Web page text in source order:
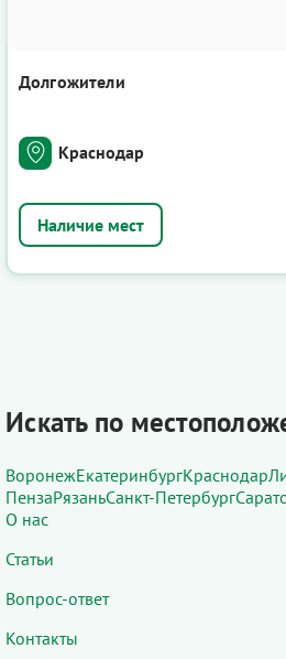
Долгожители
Краснодар
Искать по
ВоронежЕкатеринбургКраснодар
ПензаРязаньСанкт-Петербург
О нас
Статьи
Вопрос-ответ
Контакты